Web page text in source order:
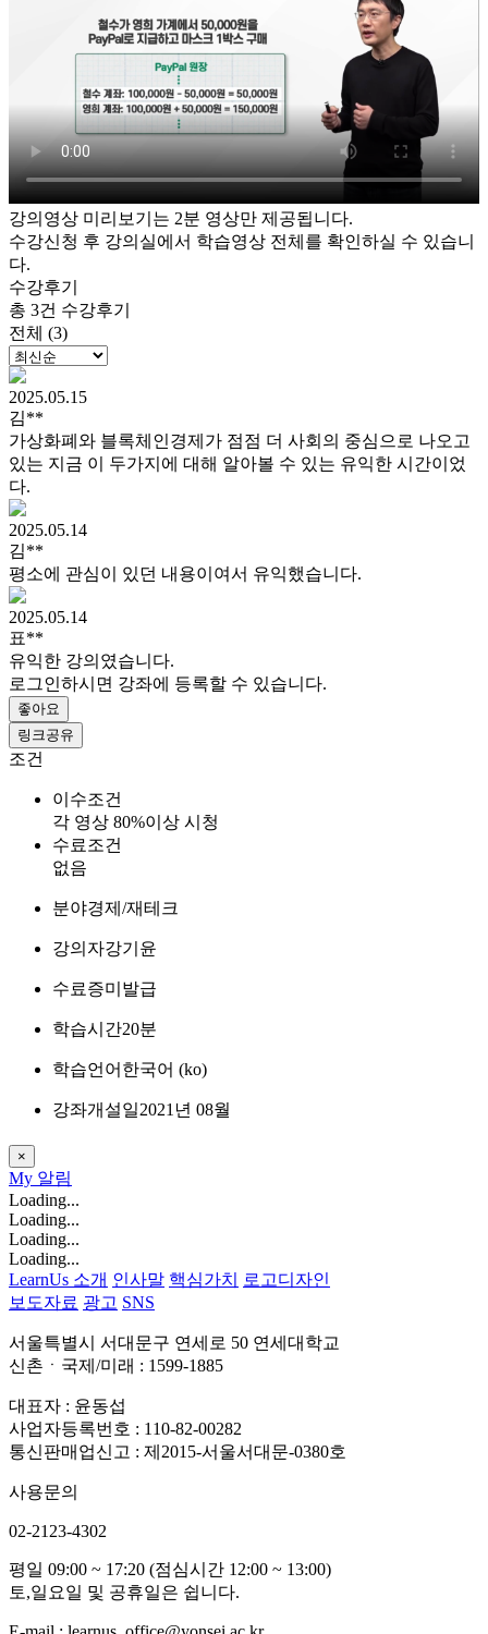
강의영상 미리보기는 2분 영상만 제공됩니다.
수강신청 후 강의실에서 학습영상 전체를 확인하실 수 있습니
다.
수강후기
총 3건 수강후기
전체 (3)
2025.05.15
김**
가상화폐와 블록체인경제가 점점 더 사회의 중심으로 나오고
있는 지금 이 두가지에 대해 알아볼 수 있는 유익한 시간이었
다.
2025.05.14
김**
평소에 관심이 있던 내용이여서 유익했습니다.
2025.05.14
표**
유익한 강의였습니다.
로그인하시면 강좌에 등록할 수 있습니다.
좋아요
링크공유
조건
이수조건
각 영상 80%이상 시청
수료조건
없음
분야경제/재테크
강의자강기윤
수료증미발급
학습시간20분
학습언어 한국어 ‎(ko)‎
강좌개설일2021년 08월
×
My 알림
Loading...
Loading...
Loading...
Loading...
LearnUs 소개 인사말 핵심가치
로고디자인
보도자료 광고 SNS
서울특별시 서대문구 연세로 50 연세대학교
신촌ㆍ국제/미래 : 1599-1885
대표자 : 윤동섭
사업자등록번호 : 110-82-00282
통신판매업신고 : 제2015-서울서대문-0380호
사용문의
02-2123-4302
평일 09:00 ~ 17:20 (점심시간 12:00 ~ 13:00)
토,일요일 및 공휴일은 쉽니다.